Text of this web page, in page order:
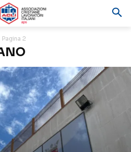
Pagina 2